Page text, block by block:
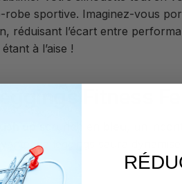
sportive. Imaginez-vous
réduisant l’écart entre
à l’aise !
Fitness
, un
ce leggings saura